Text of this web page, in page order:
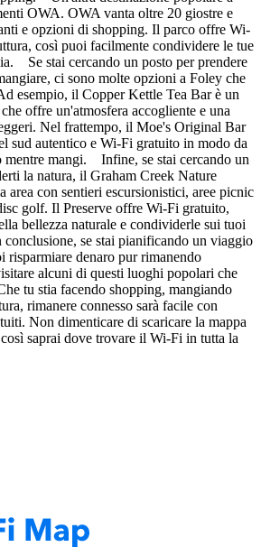
OWA. OWA vanta oltre 20 giostre e
e opzioni di shopping. Il parco offre Wi-
così puoi facilmente condividere le tue
Se stai cercando un posto per prendere
ci sono molte opzioni a Foley che
esempio, il Copper Kettle Tea Bar è un
offre un'atmosfera accogliente e una
Nel frattempo, il Moe's Original Bar
sud autentico e Wi-Fi gratuito in modo da
mentre mangi. Infine, se stai cercando un
la natura, il Graham Creek Nature
area con sentieri escursionistici, aree picnic
golf. Il Preserve offre Wi-Fi gratuito,
bellezza naturale e condividerle sui tuoi
se stai pianificando un viaggio
risparmiare denaro pur rimanendo
alcuni di questi luoghi popolari che
tu stia facendo shopping, mangiando
rimanere connesso sarà facile con
Non dimenticare di scaricare la mappa
saprai dove trovare il Wi-Fi in tutta la